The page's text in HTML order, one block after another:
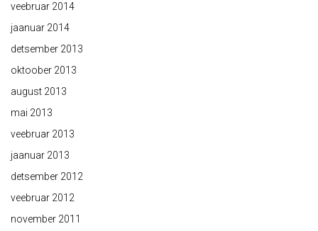
veebruar 2014
jaanuar 2014
detsember 2013
oktoober 2013
august 2013
mai 2013
veebruar 2013
jaanuar 2013
detsember 2012
veebruar 2012
november 2011